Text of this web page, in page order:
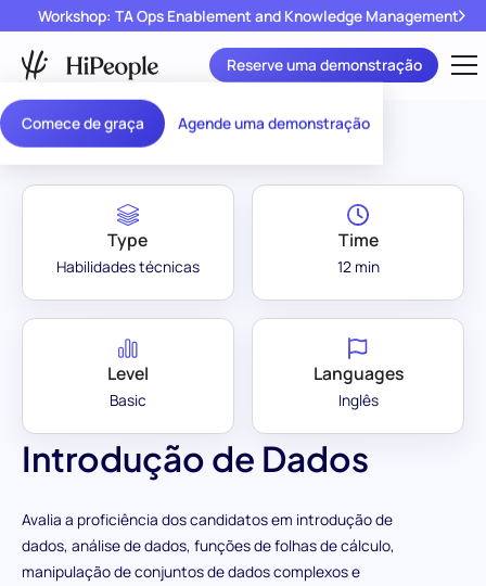
Comece de graça Agende uma demonstração
Workshop: TA Ops Enablement and Knowledge Management
Reserve uma demonstração
Assessment Library
Introdução de Dados
Avalia a proficiência dos candidatos em introdução de
dados, análise de dados, funções de folhas de cálculo,
manipulação de conjuntos de dados complexos e
Type
Habilidades técnicas
Time
12 min
Level
Basic
Languages
Inglês